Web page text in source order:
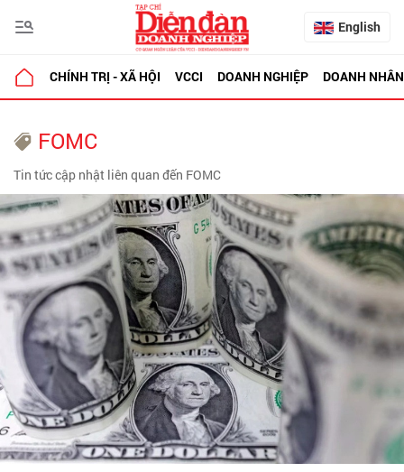
English
CHÍNH TRỊ - XÃ HỘI VCCI DOANH NGHIỆP DOANH NHÂN
FOMC
Tin tức cập nhật liên quan đến FOMC